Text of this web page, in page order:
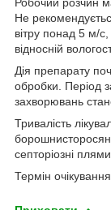
Не
вітру понад 5 м/
відносній
Дія препарату
обробки. Період
захворювань
Тривалість
септоріозні
Термін